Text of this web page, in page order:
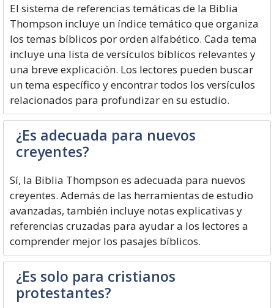
El sistema de referencias temáticas de la Biblia
Thompson incluye un índice temático que organiza
los temas bíblicos por orden alfabético. Cada tema
incluye una lista de versículos bíblicos relevantes y
una breve explicación. Los lectores pueden buscar
un tema específico y encontrar todos los versículos
relacionados para profundizar en su estudio.
¿Es adecuada para nuevos
creyentes?
Sí, la Biblia Thompson es adecuada para nuevos
creyentes. Además de las herramientas de estudio
avanzadas, también incluye notas explicativas y
referencias cruzadas para ayudar a los lectores a
comprender mejor los pasajes bíblicos.
¿Es solo para cristianos
protestantes?